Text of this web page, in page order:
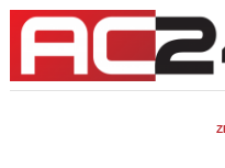
Skip
content